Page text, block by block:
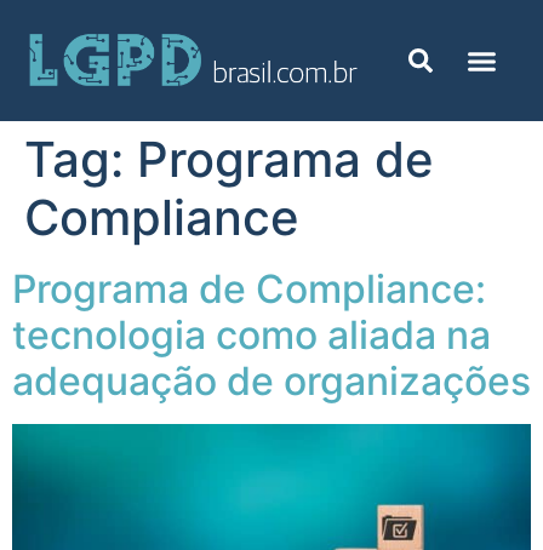
Tag: Programa de
Compliance
Programa de Compliance:
tecnologia como aliada na
adequação de organizações